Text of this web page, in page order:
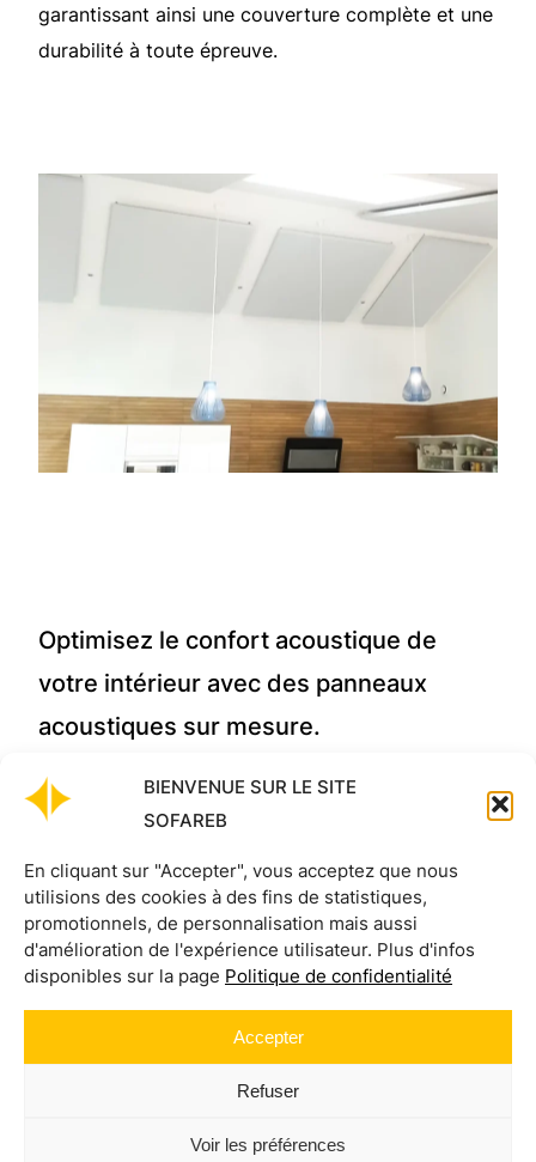
BIENVENUE SUR LE SITE
SOFAREB
En cliquant sur "Accepter", vous acceptez que nous
utilisions des cookies à des fins de statistiques,
promotionnels, de personnalisation mais aussi
d'amélioration de l'expérience utilisateur. Plus d'infos
disponibles sur la page Politique de confidentialité
Accepter
Refuser
Voir les préférences
garantissant ainsi une couverture complète et une
durabilité à toute épreuve.
Optimisez le confort acoustique de
votre intérieur avec des panneaux
acoustiques sur mesure.
Améliorez la qualité sonore de vos espaces
intérieurs en installant des panneaux acoustiques.
Conçus pour réduire efficacement la réverbération
du son, ils permettent d’atténuer les échos et les
nuisances sonores, créant ainsi une ambiance plus
calme et agréable. Que ce soit pour votre salon,
votre bureau, une salle de musique ou tout autre
espace de vie, nos panneaux s’adaptent à tous